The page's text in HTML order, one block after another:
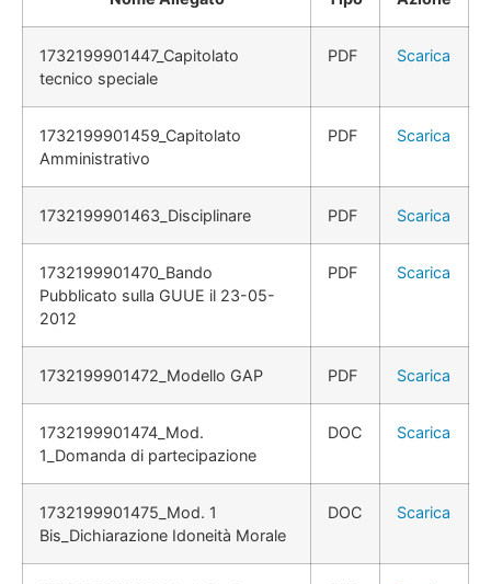
1732199901447_Capitolato
tecnico speciale
PDF Scarica
1732199901459_Capitolato
Amministrativo
PDF Scarica
1732199901463_Disciplinare PDF Scarica
1732199901470_Bando
Pubblicato sulla GUUE il 23-05-
2012
PDF Scarica
1732199901472_Modello GAP PDF Scarica
1732199901474_Mod.
1_Domanda di partecipazione
DOC Scarica
1732199901475_Mod. 1
Bis_Dichiarazione Idoneità Morale
DOC Scarica